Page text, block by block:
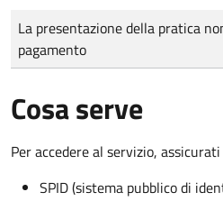
Tipo di pagamento
Importo
La presentazione della pratica
pagamento
Cosa serve
Per accedere al servizio,
SPID (sistema pubblico di